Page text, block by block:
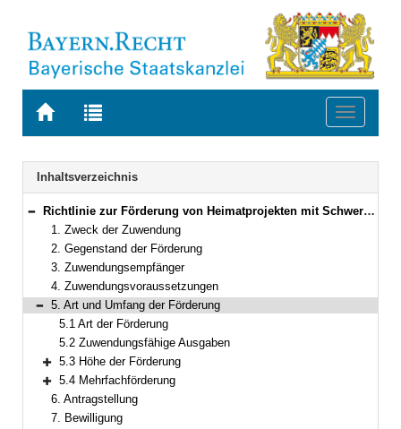
Zur
BAYERN.RECHT
Zur
letzten
Suche
Toggle
Navigation
Inhaltsverzeichnis
Bereich reduzieren
Richtlinie zur Förderung von Heimatprojekten mit Schwerpunkt Digitalisierung insbesondere zur Stärkung regionaler Identität in Bayern
1. Zweck der Zuwendung
2. Gegenstand der Förderung
3. Zuwendungsempfänger
4. Zuwendungsvoraussetzungen
Bereich reduzieren
5. Art und Umfang der Förderung
5.1 Art der Förderung
5.2 Zuwendungsfähige Ausgaben
Bereich erweitern
5.3 Höhe der Förderung
Bereich erweitern
5.4 Mehrfachförderung
6. Antragstellung
7. Bewilligung